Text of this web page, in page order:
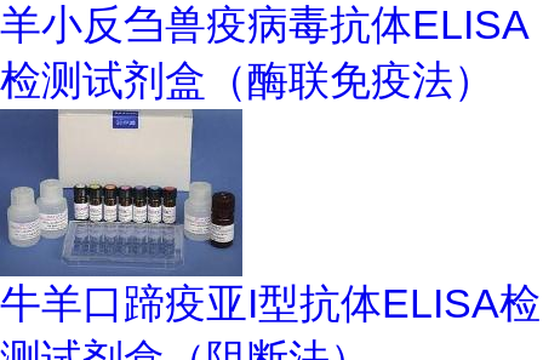
羊小反刍兽疫病毒抗体ELISA
检测试剂盒（酶联免疫法）
牛羊口蹄疫亚I型抗体ELISA检